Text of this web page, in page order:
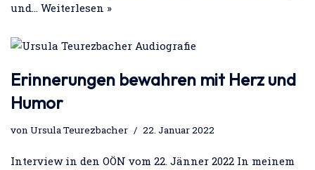
und… Weiterlesen »
Erinnerungen bewahren mit Herz und
Humor
vonUrsula Teurezbacher 22. Januar 2022
Interview in den OÖN vom 22. Jänner 2022 In meinem